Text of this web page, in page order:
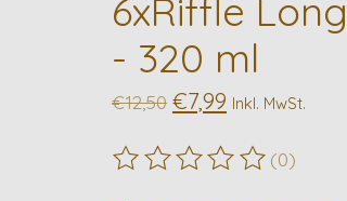
6xRiffle
- 320 ml
€12,50 €7,99 Inkl. MwSt.
Die Bewertung dieses
(0)